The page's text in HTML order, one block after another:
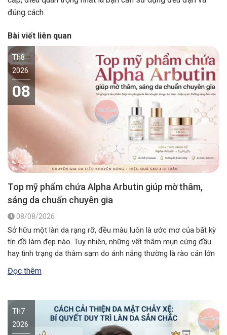
đúng cách.
Bài viết liên quan
Th8
2026
08
Top mỹ phẩm chứa Alpha Arbutin giúp mờ thâm,
sáng da chuẩn chuyên gia
08/08/2026
Sở hữu một làn da rạng rỡ, đều màu luôn là ước mơ của bất kỳ
tín đồ làm đẹp nào. Tuy nhiên, những vết thâm mụn cứng đầu
hay tình trạng da thâm sạm do ánh nắng thường là rào cản lớn
Đọc thêm
Th7
2026